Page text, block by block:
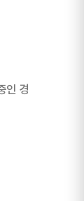
인 경